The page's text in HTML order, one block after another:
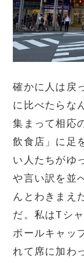
確かに人は戻
に比べたらな
集まって相応
飲食店」に足
い人たちがゆ
や言い訳を並
んとわきまえ
だ。私はTシ
ボールキャッ
れて席に加わ